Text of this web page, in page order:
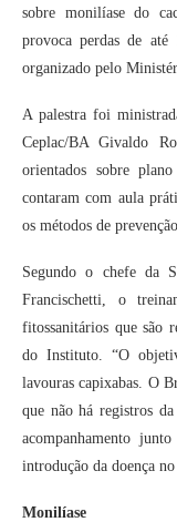
sobre monilíase do
provoca perdas de
organizado pelo
A palestra foi
Ceplac/BA Givaldo
orientados sobre
contaram com aula
os métodos de
Segundo o chefe da
Francischetti, o
fitossanitários que são
do Instituto. “O
lavouras capixabas. O
que não há registros
acompanhamento
introdução da doença
Monilíase